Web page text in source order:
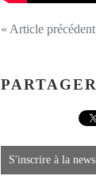
« Article précédent
S'inscrire à la